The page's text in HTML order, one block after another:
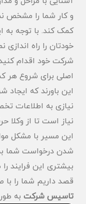
و کار شما را مشخص
کمک کند. با توجه
خودتان را راه
شرکت خود اقدام
اصلی برای شروع هر
این باورند که
نیازی به اطلاعات
نیاز است تا از
این مسیر با مشکل
شدن درخواست شما
بیشتری این فرایند
قصد داریم شما را
تاسیس شرکت به